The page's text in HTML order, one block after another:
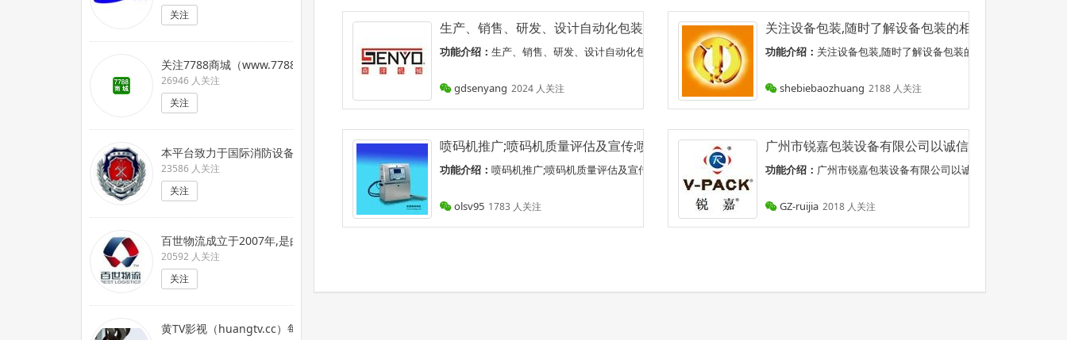
关注
关注7788商城（www.7788.com），这里是全国专业的7788、五花八门的商品交易平台。为您提供最新商品信息、商品买卖、订单商谈、地摊论坛、行情会展、宝贝鉴定等等服务。
26946 人关注
关注
本平台致力于国际消防设备交流及推广,为我国消防装备建设提供信息保障. 认证：来自腾讯微博认证资料:中国消防设备平台官方微博,主营国际消防设备交流及推广,为我国消防装备建设
23586 人关注
关注
百世物流成立于2007年,是由信息技术和供应链资深专家联合组建的创新型综合物流供应链服务提供商.百世物流结合互联网、信息技术和传统物流服务,创造新的颠覆性商业模式整合中
20592 人关注
关注
黄TV影视（huangtv.cc）每天更新各种福利视频和最好看的电影*享。
生产、销售、研发、设计自动化包装设备及其配件 最近文章：森洋五金配件包装机视频入口(视频详情请点击阅
功能介绍： 生产、销售、研发、设计自动化包装设备及其配件 最近文章：森洋五...
gdsenyang 2024 人关注
关注设备包装,随时了解设备包装的相关资讯,为设备
功能介绍： 关注设备包装,随时了解设备包装的相关资讯,为设备提
shebiebaozhuang 2188 人关注
喷码机推广;喷码机质量评估及宣传;喷码机安装;培训及技术支持;先进的油墨耗材的特殊订制及应用;终生配件
功能介绍： 喷码机推广;喷码机质量评估及宣传;喷码机安装;培训及技术支持;先...
olsv95 1783 人关注
广州市锐嘉包装设备有限公司以诚信为原则,为广大
功能介绍： 广州市锐嘉包装设备有限公司以诚信为原则,为广大制
GZ-ruijia 2018 人关注